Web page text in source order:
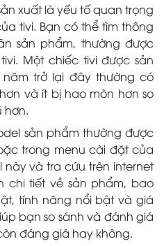
xuất là yếu tố quan trọng
tivi. Bạn có thể tìm thông
sản phẩm, thường được
Một chiếc tivi được sản
trở lại đây thường có
và ít bị hao mòn hơn so
hơn.
sản phẩm thường được
trong menu cài đặt của
này và tra cứu trên internet
chi tiết về sản phẩm, bao
tính năng nổi bật và giá
bạn so sánh và đánh giá
đáng giá hay không.